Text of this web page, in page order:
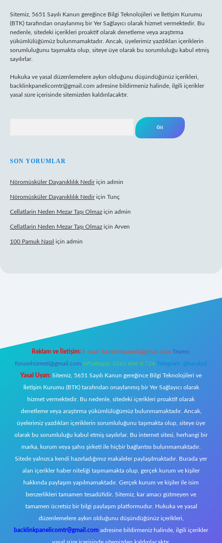
Sitemiz, 5651 Sayılı Kanun gereğince Bilgi Teknolojileri ve İletişim Kurumu
(BTK) tarafından onaylanmış bir Yer Sağlayıcı olarak hizmet vermektedir. Bu
nedenle, sitedeki içerikleri proaktif olarak denetleme veya araştırma
yükümlülüğümüz bulunmamaktadır. Ancak, üyelerimiz yazdıkları içeriklerin
sorumluluğunu taşımakta olup, siteye üye olarak bu sorumluluğu kabul etmiş
sayılırlar.
Hukuka ve yasal düzenlemelere aykırı olduğunu düşündüğünüz içerikleri,
backlinkpanelicomtr@gmail.com adresine bildirmeniz halinde, ilgili içerikler
yasal süre içerisinde sitemizden kaldırılacaktır.
SON YORUMLAR
Nöromüsküler Dayanıklılık Nediriçin admin
Nöromüsküler Dayanıklılık Nediriçin Tunç
Cellatlarin Neden Mezar Taşı Olmaz için admin
Cellatlarin Neden Mezar Taşı Olmaz için Arven
100 Pamuk Nasıl için admin
Reklam ve İletişim: E-mail: backlinkpaneli@gmail.com Teams:
forumhizmeti@gmail.com Whatsapp: 0262 606 0 726 Telegram: @karabul
Yasal Uyarı: Sitemiz, 5651 Sayılı Kanun gereğince Bilgi Teknolojileri ve
İletişim Kurumu (BTK) tarafından onaylanmış bir Yer Sağlayıcı olarak
hizmet vermektedir. Bu nedenle, sitedeki içerikleri proaktif olarak
denetleme veya araştırma yükümlülüğümüz bulunmamaktadır. Ancak,
üyelerimiz yazdıkları içeriklerin sorumluluğunu taşımakta olup, siteye üye
olarak bu sorumluluğu kabul etmiş sayılırlar. Bu internet sitesi, herhangi bir
marka, kurum veya şahıs şirketi ile hiçbir bağlantısı bulunmamaktadır.
Sitede yalnızca kendi hazırladığımız makaleler paylaşılmaktadır. Burada yer
alan içerikler haber niteliği taşımamakta olup, gerçek kurum ve kişiler
hakkında paylaşım yapılmamaktadır. Gerçek kurum ve kişiler ile isim
benzerlikleri tamamen tesadüfidir. Sitemiz, kar amacı gütmeyen ve
tamamen ücretsiz bir bilgi paylaşım platformudur. Hukuka ve yasal
düzenlemelere aykırı olduğunu düşündüğünüz içerikleri,
backlinkpanelicomtr@gmail.com adresine bildirmeniz halinde, ilgili içerikler